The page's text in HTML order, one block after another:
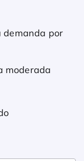
demanda por
moderada